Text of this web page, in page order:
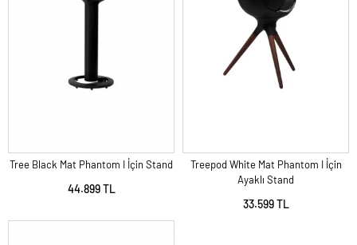
Tree Black Mat Phantom I İçin Stand
44.899 TL
Treepod White Mat Phantom I İçin
Ayaklı Stand
33.599 TL